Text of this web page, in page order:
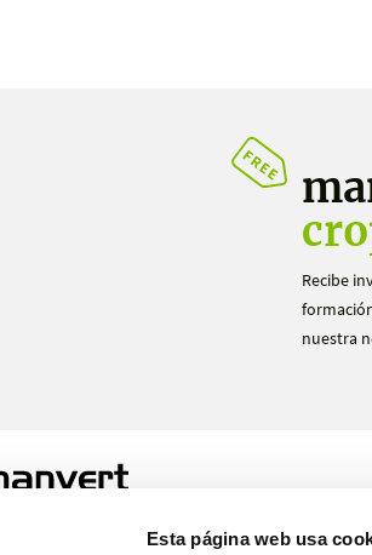
Esta página web usa
Recibe
nuestra